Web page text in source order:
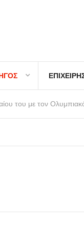
του με τον
σε Σαλάχ!
ρόλο Spider-Man!